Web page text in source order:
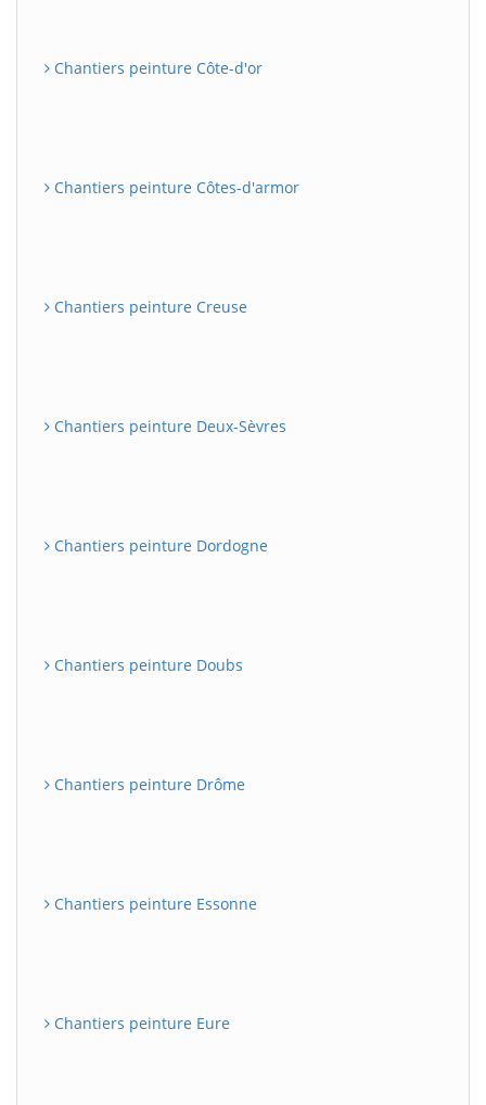
Chantiers peinture Côte-d'or
Chantiers peinture Côtes-d'armor
Chantiers peinture Creuse
Chantiers peinture Deux-Sèvres
Chantiers peinture Dordogne
Chantiers peinture Doubs
Chantiers peinture Drôme
Chantiers peinture Essonne
Chantiers peinture Eure